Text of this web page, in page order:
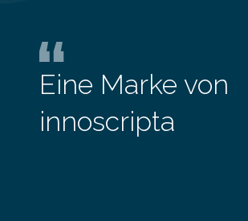
Eine Marke von
innoscripta